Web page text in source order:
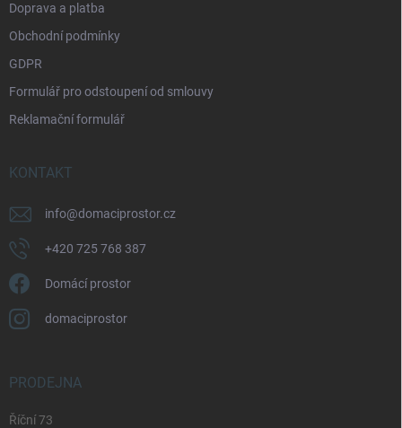
Doprava a platba
Obchodní podmínky
GDPR
Formulář pro odstoupení od smlouvy
Reklamační formulář
KONTAKT
info@domaciprostor.cz
+420 725 768 387
Domácí prostor
domaciprostor
PRODEJNA
Říční 73